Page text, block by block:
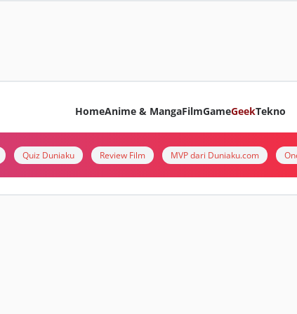
HomeAnime & MangaFilmGameGeekTekno
Quiz Duniaku Review Film MVP dari Duniaku.com